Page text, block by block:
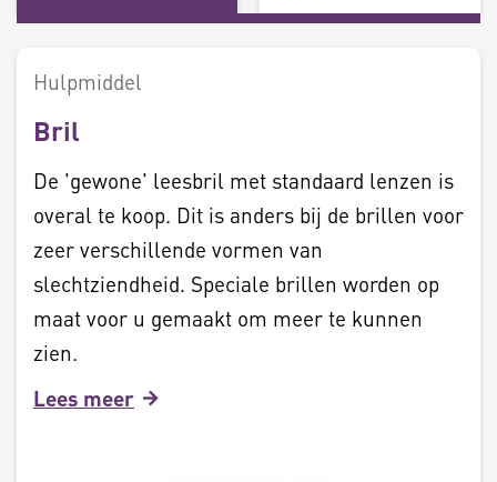
Hulpmiddel
Bril
De 'gewone' leesbril met standaard lenzen is
overal te koop. Dit is anders bij de brillen voor
zeer verschillende vormen van
slechtziendheid. Speciale brillen worden op
maat voor u gemaakt om meer te kunnen
zien.
Lees meer